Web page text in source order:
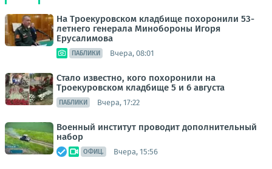
На Троекуровском кладбище похоронили 53-
летнего генерала Минобороны Игоря
Ерусалимова
ПАБЛИКИ Вчера, 08:01
Стало известно, кого похоронили на
Троекуровском кладбище 5 и 6 августа
ПАБЛИКИ Вчера, 17:22
Военный институт проводит дополнительный
набор
ОФИЦ. Вчера, 15:56